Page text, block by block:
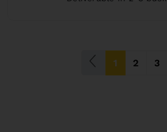
1 (current)
2 3